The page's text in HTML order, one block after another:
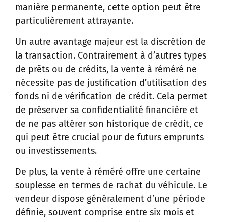
manière permanente, cette option peut être
particulièrement attrayante.
Un autre avantage majeur est la discrétion de
la transaction. Contrairement à d’autres types
de prêts ou de crédits, la vente à réméré ne
nécessite pas de justification d’utilisation des
fonds ni de vérification de crédit. Cela permet
de préserver sa confidentialité financière et
de ne pas altérer son historique de crédit, ce
qui peut être crucial pour de futurs emprunts
ou investissements.
De plus, la vente à réméré offre une certaine
souplesse en termes de rachat du véhicule. Le
vendeur dispose généralement d’une période
définie, souvent comprise entre six mois et